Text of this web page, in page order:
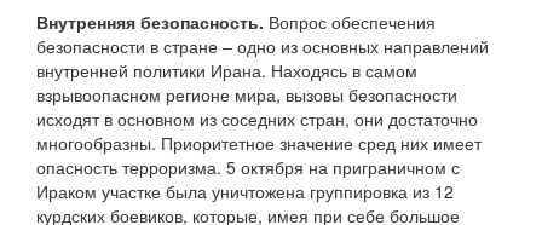
Внутренняя безопасность. Вопрос обеспечения
безопасности в стране – одно из основных направлений
внутренней политики Ирана. Находясь в самом
взрывоопасном регионе мира, вызовы безопасности
исходят в основном из соседних стран, они достаточно
многообразны. Приоритетное значение сред них имеет
опасность терроризма. 5 октября на приграничном с
Ираком участке была уничтожена группировка из 12
курдских боевиков, которые, имея при себе большое